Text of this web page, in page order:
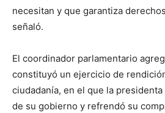
necesitan y que garantiza
señaló.
El coordinador parlamentario
constituyó un ejercicio de
ciudadanía, en el que la
de su gobierno y refrendó su